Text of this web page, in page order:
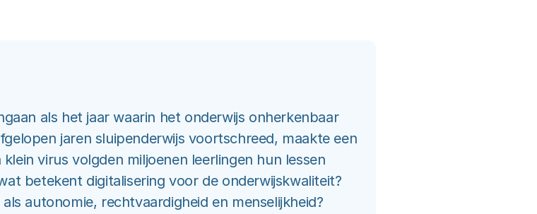
als het jaar waarin het onderwijs onherkenbaar
jaren sluipenderwijs voortschreed, maakte een
virus volgden miljoenen leerlingen hun lessen
betekent digitalisering voor de onderwijskwaliteit?
autonomie, rechtvaardigheid en menselijkheid?